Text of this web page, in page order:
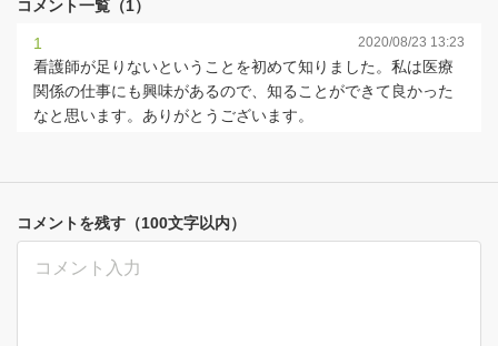
コメント一覧（1）
1 2020/08/23 13:23
看護師が足りないということを初めて知りました。私は医療
関係の仕事にも興味があるので、知ることができて良かった
なと思います。ありがとうございます。
コメントを残す（100文字以内）